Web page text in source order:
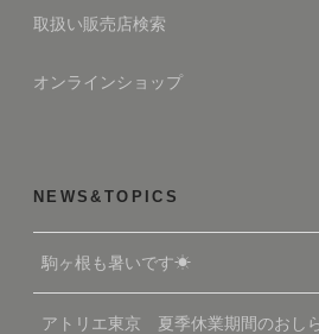
取扱い販売店検索
オンラインショップ
NEWS&TOPICS
駒ヶ根も暑いです☀
アトリエ東京 夏季休業期間のおし